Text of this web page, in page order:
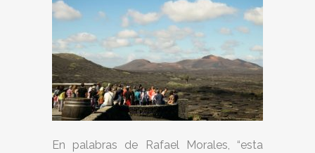
En palabras de Rafael Morales, “esta